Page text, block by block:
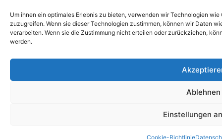
Um ihnen ein optimales Erlebnis zu bieten, verwenden wir Technologien
zuzugreifen. Wenn sie dieser Technologien zustimmen, können wir Daten
verarbeiten. Wenn sie die Zustimmung nicht erteilen oder zurückziehen,
werden.
Ablehnen
Einstellungen
Cookie-Richtlinie